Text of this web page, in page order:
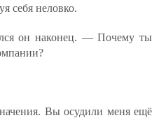
себя неловко.
он наконец. — Почему ты
Вы осудили меня ещё